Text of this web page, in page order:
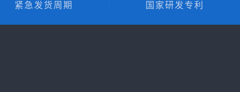
紧急发货周期 国家研发专利